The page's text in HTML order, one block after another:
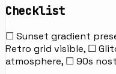
Checklist
☐ Sunset gradient
Retro grid visible, ☐
atmosphere, ☐ 90s